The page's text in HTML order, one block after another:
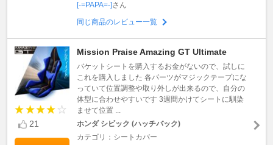
[-=PAPA=-]さん
同じ商品のレビュー一覧
21
Mission Praise Amazing GT Ultimate
バケットシートを購入するお金がないので、試しに
これを購入しました 各パーツがマジックテープにな
っていて位置調整や取り外しが出来るので、自分の
体型に合わせやすいです 3週間かけてシートに馴染
ませて位置 ...
ホンダ シビック (ハッチバック)
カテゴリ：シートカバー